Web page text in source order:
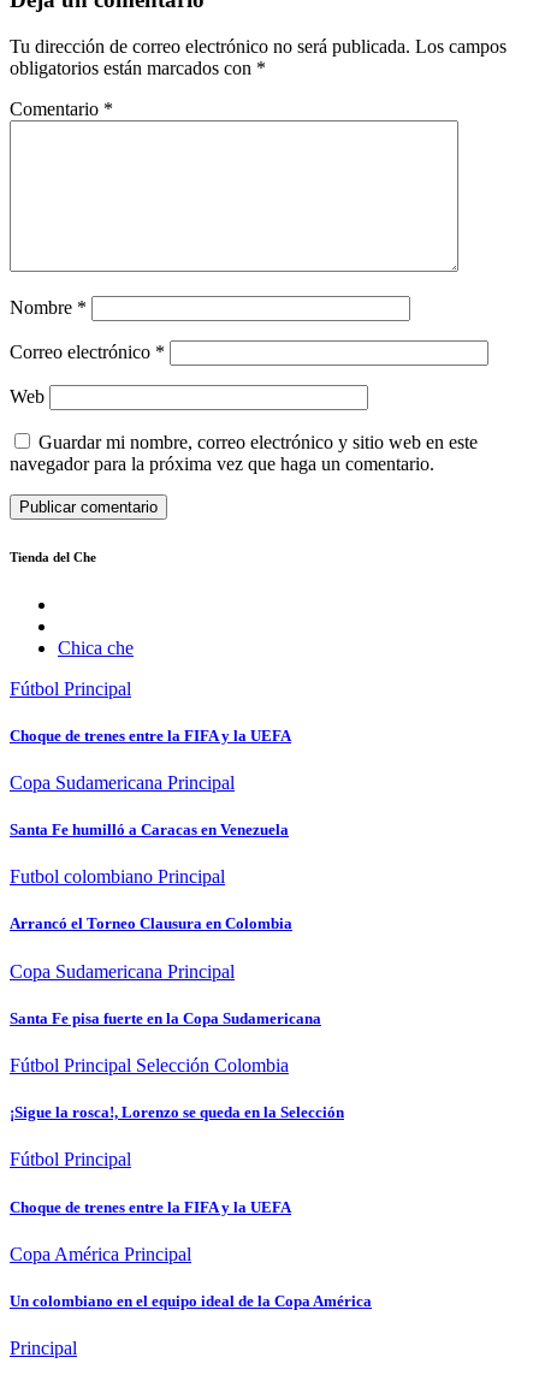
Tu dirección de correo electrónico no será publicada. Los campos
obligatorios están marcados con *
Comentario *
Nombre *
Correo electrónico *
Web
Guardar mi nombre, correo electrónico y sitio web en este
navegador para la próxima vez que haga un comentario.
Tienda del Che
Chica che
Fútbol Principal
Choque de trenes entre la FIFA y la UEFA
Copa Sudamericana Principal
Santa Fe humilló a Caracas en Venezuela
Futbol colombiano Principal
Arrancó el Torneo Clausura en Colombia
Copa Sudamericana Principal
Santa Fe pisa fuerte en la Copa Sudamericana
Fútbol Principal Selección Colombia
¡Sigue la rosca!, Lorenzo se queda en la Selección
Fútbol Principal
Choque de trenes entre la FIFA y la UEFA
Copa América Principal
Un colombiano en el equipo ideal de la Copa América
Principal